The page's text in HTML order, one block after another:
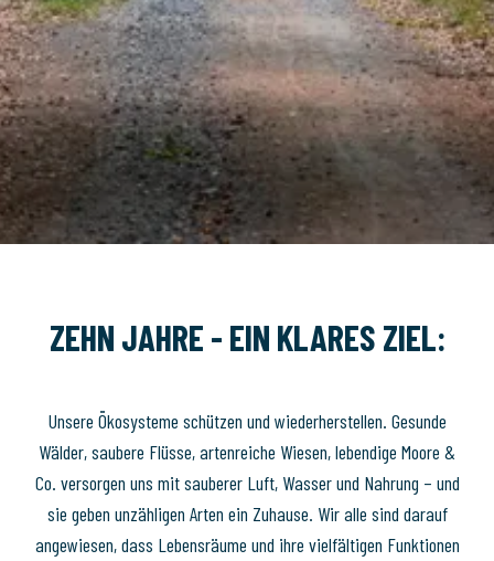
ZEHN JAHRE - EIN KLARES ZIEL:
Unsere Ökosysteme schützen und wiederherstellen. Gesunde
Wälder, saubere Flüsse, artenreiche Wiesen, lebendige Moore &
Co. versorgen uns mit sauberer Luft, Wasser und Nahrung – und
sie geben unzähligen Arten ein Zuhause. Wir alle sind darauf
angewiesen, dass Lebensräume und ihre vielfältigen Funktionen